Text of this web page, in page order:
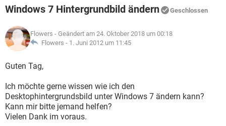
WHATSAPP TIKTOK
FACEBOOK
WHATSAPP TIKTOK
FACEBOOK
SPIELE STREAMING
ANDROID
WINDOWS 10 INSTAGRAM
WHATSAPP
SPIELE STREAMING
ANDROID
WINDOWS 10
WHATSAPP TIKTOK
FACEBOOK
LEXIKON
SPIELE
WINDOWS 10 INSTAGRAM
WHATSAPP
Windows 7 Hintergrundbild ändern Geschlossen
Flowers - Geändert am 24. Oktober 2018 um 00:18
Flowers - 1. Juni 2012 um 11:45
Guten Tag,
Ich möchte gerne wissen wie ich den
Desktophintergrundsbild unter Windows 7 ändern kann?
Kann mir bitte jemand helfen?
Vielen Dank im voraus.